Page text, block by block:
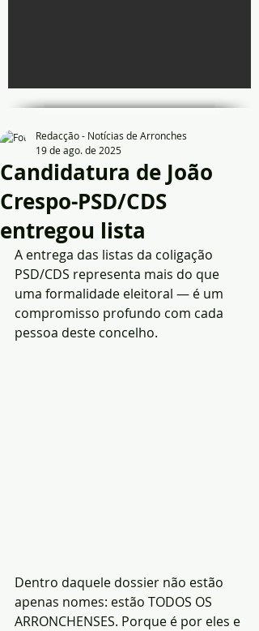
Candidatura de João
Crespo-PSD/CDS
entregou lista
Redacção - Notícias de Arronches
19 de ago. de 2025
A entrega das listas da coligação
PSD/CDS representa mais do que
uma formalidade eleitoral — é um
compromisso profundo com cada
pessoa deste concelho.
Dentro daquele dossier não estão
apenas nomes: estão TODOS OS
ARRONCHENSES. Porque é por eles e